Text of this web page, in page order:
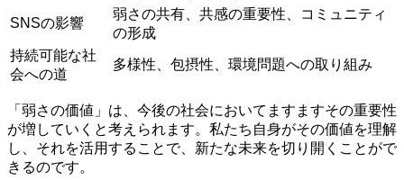
SNSの影響
弱さの共有、共感の重要性、コミュニティ
の形成
持続可能な社
会への道
多様性、包摂性、環境問題への取り組み
「弱さの価値」は、今後の社会においてますますその重要性
が増していくと考えられます。私たち自身がその価値を理解
し、それを活用することで、新たな未来を切り開くことがで
きるのです。